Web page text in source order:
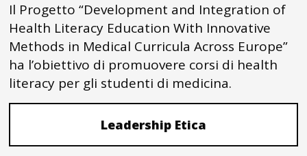
Il Progetto “Development and Integration of
Health Literacy Education With Innovative
Methods in Medical Curricula Across Europe”
ha l’obiettivo di promuovere corsi di health
literacy per gli studenti di medicina.
Leadership Etica